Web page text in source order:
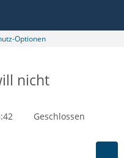
Optionen
nicht
Geschlossen